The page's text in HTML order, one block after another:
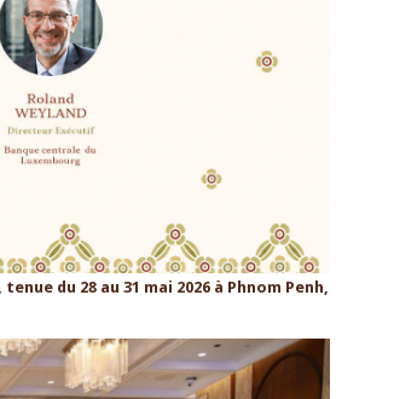
du 28 au 31 mai 2026 à Phnom Penh,